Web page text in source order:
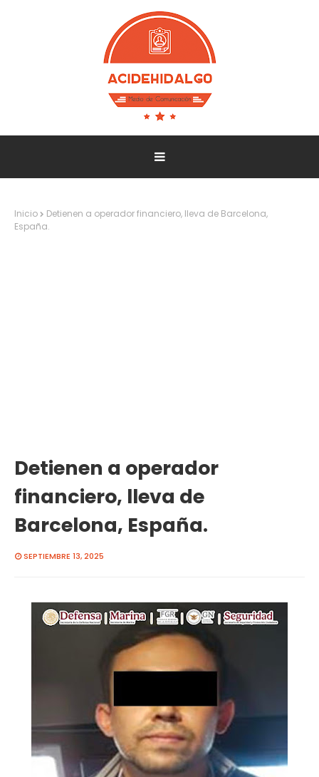
Inicio
Detienen a operador financiero, lleva de Barcelona,
España.
Detienen a operador
financiero, lleva de
Barcelona, España.
SEPTIEMBRE 13, 2025